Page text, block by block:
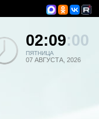
02:09:00
ПЯТНИЦА
07 АВГУСТА, 2026